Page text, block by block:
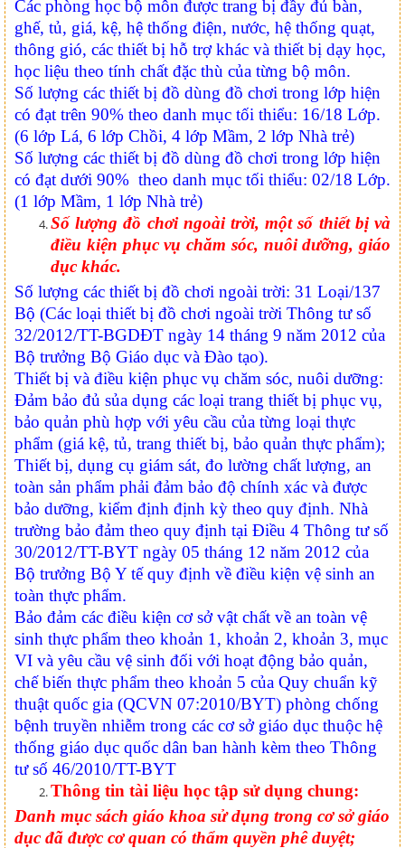
Các phòng học bộ môn được trang bị đầy đủ bàn,
ghế, tủ, giá, kệ, hệ thống điện, nước, hệ thống quạt,
thông gió, các thiết bị hỗ trợ khác và thiết bị dạy học,
học liệu theo tính chất đặc thù của từng bộ môn.
Số lượng các thiết bị đồ dùng đồ chơi trong lớp hiện
có đạt trên 90% theo danh mục tối thiểu: 16/18 Lớp.
(6 lớp Lá, 6 lớp Chồi, 4 lớp Mầm, 2 lớp Nhà trẻ)
Số lượng các thiết bị đồ dùng đồ chơi trong lớp hiện
có đạt dưới 90% theo danh mục tối thiểu: 02/18 Lớp.
(1 lớp Mầm, 1 lớp Nhà trẻ)
Số lượng đồ chơi ngoài trời, một số thiết bị và
điều kiện phục vụ chăm sóc, nuôi dưỡng, giáo
dục khác.
Số lượng các thiết bị đồ chơi ngoài trời: 31 Loại/137
Bộ (Các loại thiết bị đồ chơi ngoài trời Thông tư số
32/2012/TT-BGDĐT ngày 14 tháng 9 năm 2012 của
Bộ trưởng Bộ Giáo dục và Đào tạo).
Thiết bị và điều kiện phục vụ chăm sóc, nuôi dưỡng:
Đảm bảo đủ sủa dụng các loại trang thiết bị phục vụ,
bảo quản phù hợp với yêu cầu của từng loại thực
phẩm (giá kệ, tủ, trang thiết bị, bảo quản thực phẩm);
Thiết bị, dụng cụ giám sát, đo lường chất lượng, an
toàn sản phẩm phải đảm bảo độ chính xác và được
bảo dưỡng, kiểm định định kỳ theo quy định. Nhà
trường bảo đảm theo quy định tại Điều 4 Thông tư số
30/2012/TT-BYT ngày 05 tháng 12 năm 2012 của
Bộ trưởng Bộ Y tế quy định về điều kiện vệ sinh an
toàn thực phẩm.
Bảo đảm các điều kiện cơ sở vật chất về an toàn vệ
sinh thực phẩm theo khoản 1, khoản 2, khoản 3, mục
VI và yêu cầu vệ sinh đối với hoạt động bảo quản,
chế biến thực phẩm theo khoản 5 của Quy chuẩn kỹ
thuật quốc gia (QCVN 07:2010/BYT) phòng chống
bệnh truyền nhiễm trong các cơ sở giáo dục thuộc hệ
thống giáo dục quốc dân ban hành kèm theo Thông
tư số 46/2010/TT-BYT
Thông tin tài liệu học tập sử dụng chung:
Danh mục sách giáo khoa sử dụng trong cơ sở giáo
dục đã được cơ quan có thẩm quyền phê duyệt;